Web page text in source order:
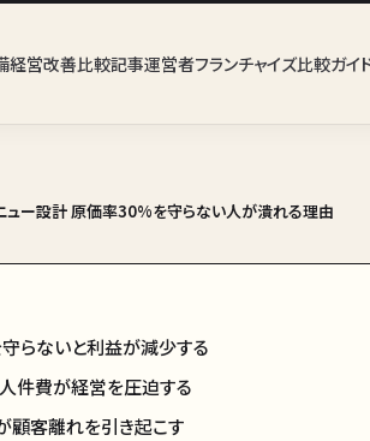
経営改善比較記事運営者フランチャイズ比較ガイ
ュー設計 原価率30%を守らない人が潰れる理由
らないと利益が減少する
件費が経営を圧迫する
顧客離れを引き起こす